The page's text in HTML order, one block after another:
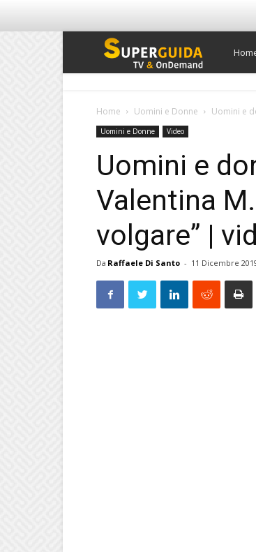
Super
Home Uomini e Donne Uomini e
Uomini e Donne Video
Uomini e
Valentina
volgare” |
Da Raffaele Di Santo - 11 Dicembre